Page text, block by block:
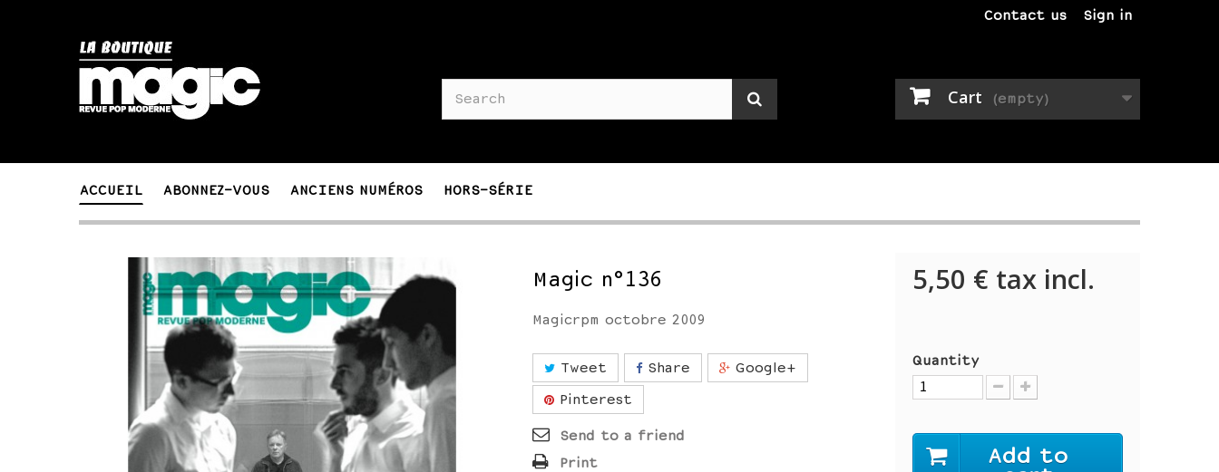
Sign in
Contact us
Cart (empty)
ACCUEIL ABONNEZ-VOUS ANCIENS NUMÉROS HORS-SÉRIE
Magic n°136
Magicrpm octobre 2009
Tweet Share
Google+
Pinterest
Send to a friend
Print
5,50 € tax incl.
Quantity
Add to